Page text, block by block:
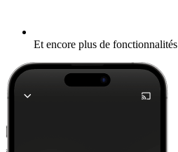
Et encore plus de fonctionnalités